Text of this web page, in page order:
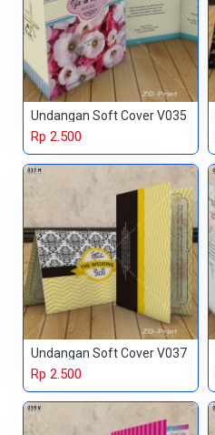
Undangan Soft Cover V035
Rp 2.500
Undangan Soft Cover V037
Rp 2.500